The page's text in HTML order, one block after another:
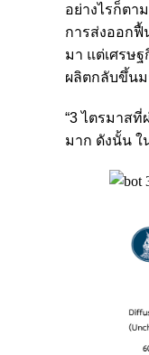
อย่างไรก็ตา
การส่งออกฟื้
มา แต่เศรษ
ผลิตกลับขึ้นม
“3 ไตรมาสที่
มาก ดังนั้น ใ